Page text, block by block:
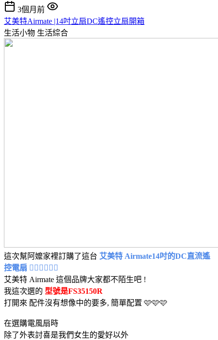
3個月前
艾美特Airmate |14吋立扇DC遙控立扇開箱
生活小物 生活綜合
這次幫阿嬤家裡訂購了這台 艾美特 Airmate14吋的DC直流遙
控電扇 😶‍🌫️😶‍🌫️😶‍🌫️
艾美特 Airmate 這個品牌大家都不陌生吧 !
我這次選的 型號是FS35150R
打開來 配件沒有想像中的要多, 簡單配置 🩷🩷🩷
在選購電風扇時
除了外表討喜是我們女生的愛好以外